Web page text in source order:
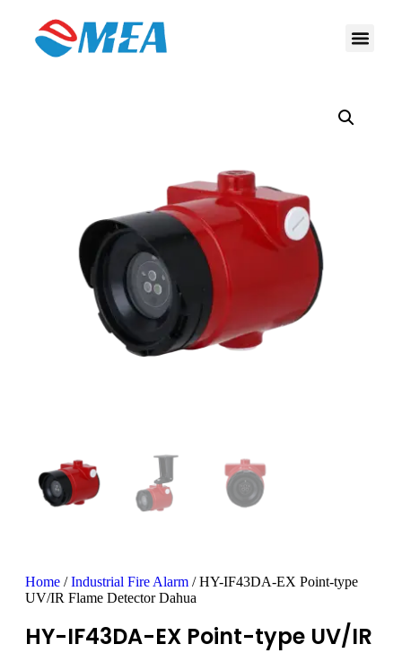
Home /Industrial Fire Alarm / HY-IF43DA-EX Point-type
UV/IR Flame Detector Dahua
HY-IF43DA-EX Point-type UV/IR